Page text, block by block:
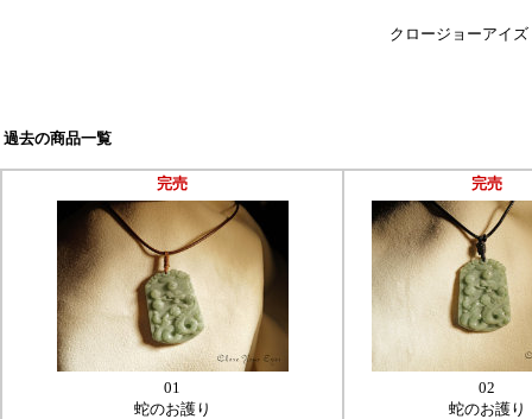
クロージョーアイ
過去の商品一覧
完売
01
蛇のお護り
完売
02
蛇のお護り